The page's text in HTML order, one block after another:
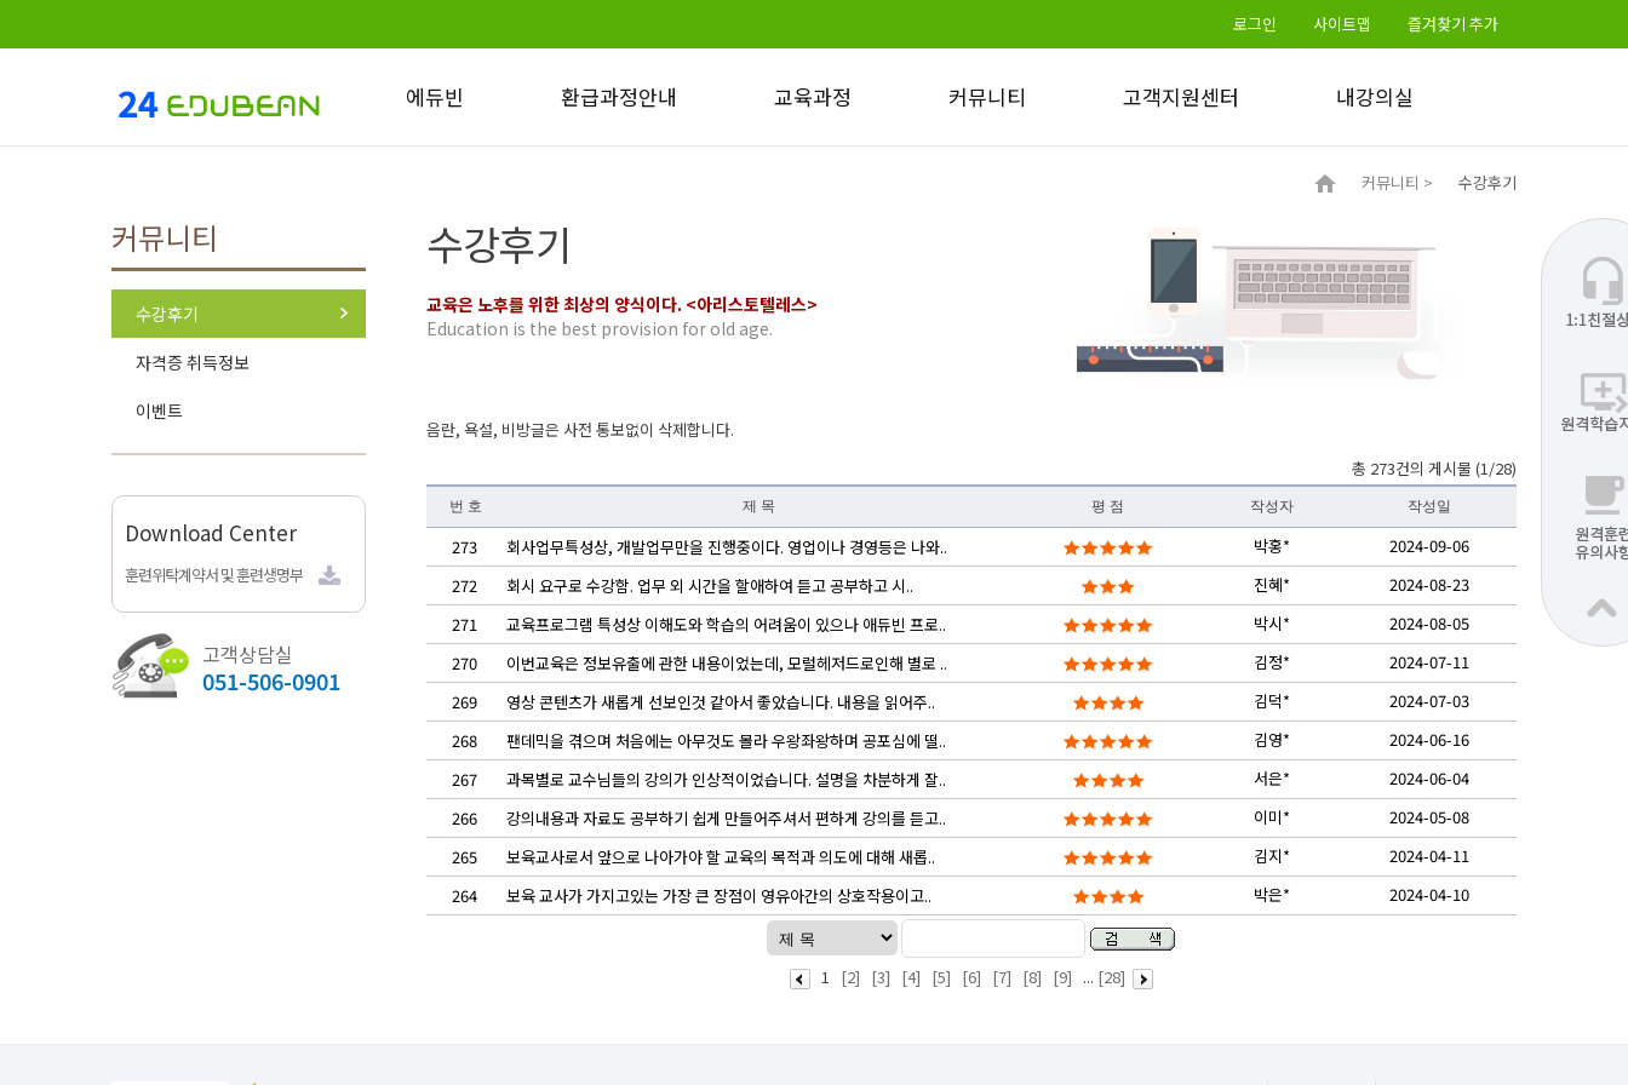
로그인 사이트맵 즐겨찾기 추가
에듀빈 환급과정안내 교육과정 커뮤니티 고객지원센터 내강의실
미션과 비젼
교육운영체계
찾아오시는 길
모사방지안내
교육과정 개설일정
법정교육
자주묻는질문
부정훈련 신문고
학습지원프로그램
수강정보
학습교안
학습매뉴얼
커뮤니티
수강후기
자격증 취득정보
이벤트
Download Center
훈련위탁계약서 및 훈련생명부
고객상담실
051-506-0901
커뮤니티 > 수강후기
수강후기
교육은 노후를 위한 최상의 양식이다. <아리스토텔레스>
Education is the best provision for old age.
음란, 욕설, 비방글은 사전 통보없이 삭제합니다.
총 273건의 게시물 (1/28)
번 호 제 목 평 점 작성자 작성일
273 회사업무특성상, 개발업무만을 진행중이다. 영업이나 경영등은 나와.. 박홍*
2024-09-06
272
회시 요구로 수강함. 업무 외 시간을 할애하여 듣고 공부하고 시.. 진혜*
2024-08-23
271
교육프로그램 특성상 이해도와 학습의 어려움이 있으나 애듀빈 프로.. 박시*
2024-08-05
270
이번교육은 정보유출에 관한 내용이었는데, 모럴헤저드로인해 별로 .. 김정*
2024-07-11
269
영상 콘텐츠가 새롭게 선보인것 같아서 좋았습니다. 내용을 읽어주.. 김덕*
2024-07-03
268
팬데믹을 겪으며 처음에는 아무것도 몰라 우왕좌왕하며 공포심에 떨.. 김영*
2024-06-16
267
과목별로 교수님들의 강의가 인상적이었습니다. 설명을 차분하게 잘.. 서은*
2024-06-04
266
강의내용과 자료도 공부하기 쉽게 만들어주셔서 편하게 강의를 듣고.. 이미*
2024-05-08
265
보육교사로서 앞으로 나아가야 할 교육의 목적과 의도에 대해 새롭.. 김지*
2024-04-11
264
보육 교사가 가지고있는 가장 큰 장점이 영유아간의 상호작용이고.. 박은* 2024-04-10
1 [2] [3] [4] [5] [6] [7] [8] [9] ... [28]